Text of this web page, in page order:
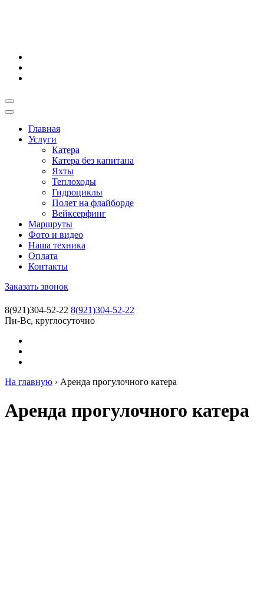
Главная
Услуги
Катера
Катера без капитана
Яхты
Теплоходы
Гидроциклы
Полет на флайборде
Вейксерфинг
Маршруты
Фото и видео
Наша техника
Оплата
Контакты
Заказать звонок
8(921)304-52-22 8(921)304-52-22
Пн-Вс, круглосуточно
На главную › Аренда прогулочного катера
Аренда прогулочного катера